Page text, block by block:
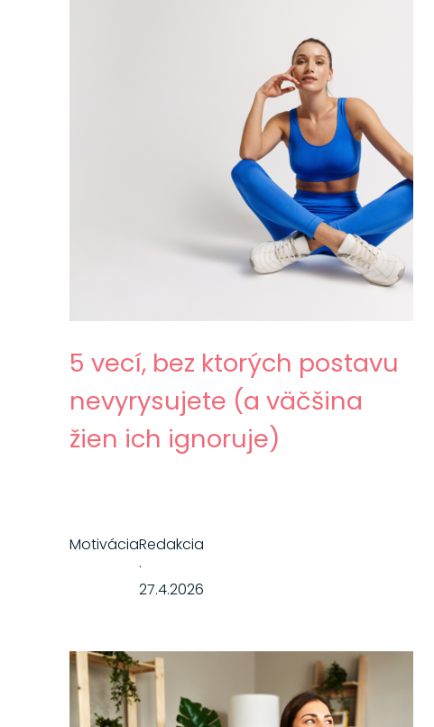
5 vecí, bez ktorých postavu
nevyrysujete (a väčšina
žien ich ignoruje)
MotiváciaRedakcia
·
27.4.2026